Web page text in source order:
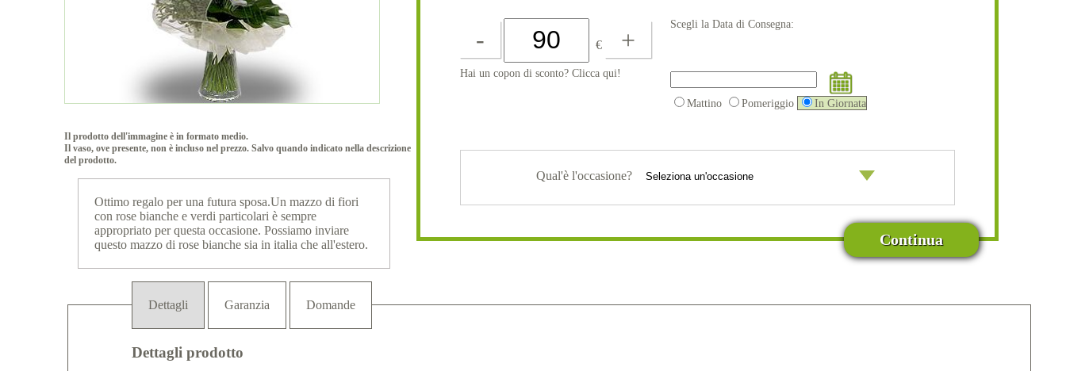
Il prodotto dell'immagine è in formato medio.
Il vaso, ove presente, non è incluso nel prezzo. Salvo quando indicato nella descrizione
del prodotto.
Ottimo regalo per una futura sposa.Un mazzo di fiori
con rose bianche e verdi particolari è sempre
appropriato per questa occasione. Possiamo inviare
questo mazzo di rose bianche sia in italia che all'estero.
- € +
Hai un copon di sconto? Clicca qui!
Scegli la Data di Consegna:
Mattino Pomeriggio In Giornata
Qual'è l'occasione?
Continua
Dettagli Garanzia Domande
Dettagli prodotto